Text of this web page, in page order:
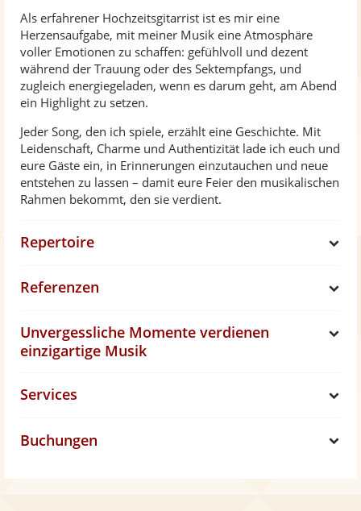
Als erfahrener Hochzeitsgitarrist ist es mir eine
Herzensaufgabe, mit meiner Musik eine Atmosphäre
voller Emotionen zu schaffen: gefühlvoll und dezent
während der Trauung oder des Sektempfangs, und
zugleich energiegeladen, wenn es darum geht, am Abend
ein Highlight zu setzen.
Jeder Song, den ich spiele, erzählt eine Geschichte. Mit
Leidenschaft, Charme und Authentizität lade ich euch und
eure Gäste ein, in Erinnerungen einzutauchen und neue
entstehen zu lassen – damit eure Feier den musikalischen
Rahmen bekommt, den sie verdient.
Repertoire
Referenzen
Unvergessliche Momente verdienen
einzigartige Musik
Services
Buchungen